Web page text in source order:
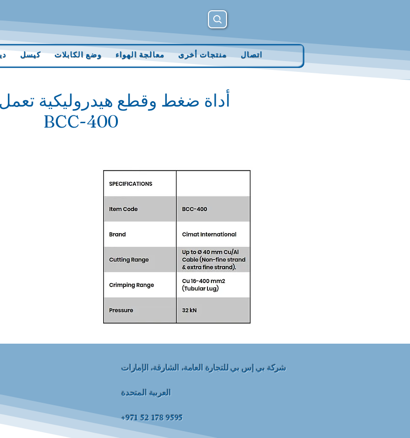
كيسل وضع الكابلات معالجة الهواء منتجات أخرى اتصال
أداة ضغط وقطع هيدروليكية تعمل
BCC-400
شركة بي إس بي للتجارة العامة، الشارقة، الإمارات
العربية المتحدة
+971 52 178 9595